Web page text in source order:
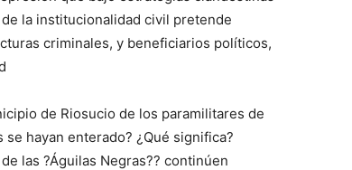
la institucionalidad civil pretende
criminales, y beneficiarios políticos,
de Riosucio de los paramilitares de
hayan enterado? ¿Qué significa?
las ?Águilas Negras?? continúen